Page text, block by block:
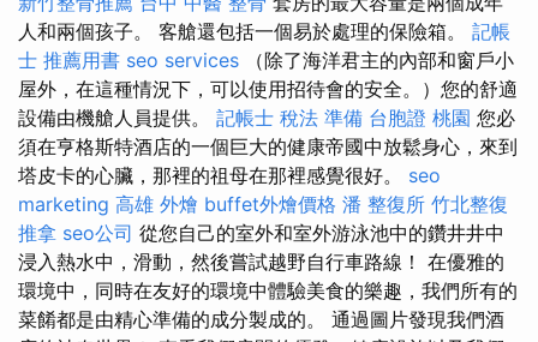
人和兩個孩子。 客艙還包括一個易於處理的保險箱。 記帳
士 推薦用書 seo services （除了海洋君主的內部和窗戶小
屋外，在這種情況下，可以使用招待會的安全。）您的舒適
設備由機艙人員提供。 記帳士 稅法 準備 台胞證 桃園 您必
須在亨格斯特酒店的一個巨大的健康帝國中放鬆身心，來到
塔皮卡的心臟，那裡的祖母在那裡感覺很好。 seo
marketing 高雄 外燴 buffet外燴價格 潘 整復所 竹北整復
推拿 seo公司 從您自己的室外和室外游泳池中的鑽井井中
浸入熱水中，滑動，然後嘗試越野自行車路線！ 在優雅的
環境中，同時在友好的環境中體驗美食的樂趣，我們所有的
菜餚都是由精心準備的成分製成的。 通過圖片發現我們酒